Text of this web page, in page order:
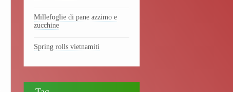
Millefoglie di pane azzimo e
zucchine
Spring rolls vietnamiti